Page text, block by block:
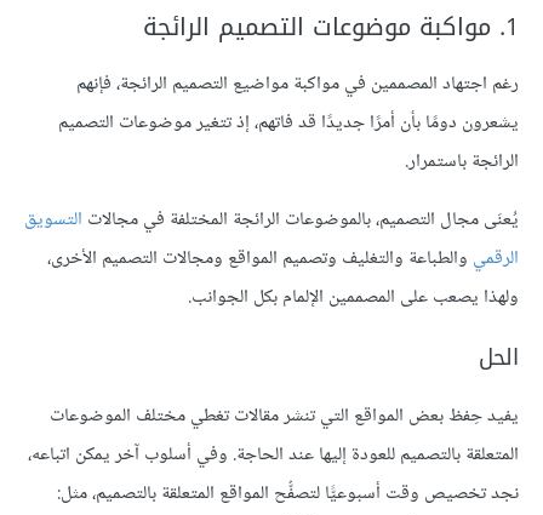
1. مواكبة موضوعات التصميم الرائجة
رغم اجتهاد المصممين في مواكبة مواضيع التصميم الرائجة، فإنهم
يشعرون دومًا بأن أمرًا جديدًا قد فاتهم، إذ تتغير موضوعات التصميم
الرائجة باستمرار.
يُعنَى مجال التصميم، بالموضوعات الرائجة المختلفة في مجالات التسويق
الرقمي والطباعة والتغليف وتصميم المواقع ومجالات التصميم الأخرى،
ولهذا يصعب على المصممين الإلمام بكل الجوانب.
الحل
يفيد حِفظ بعض المواقع التي تنشر مقالات تغطي مختلف الموضوعات
المتعلقة بالتصميم للعودة إليها عند الحاجة. وفي أسلوب آخر يمكن اتباعه،
نجد تخصيص وقت أسبوعيًّا لتصفُّح المواقع المتعلقة بالتصميم، مثل: